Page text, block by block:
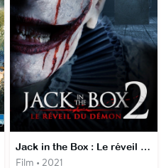
Jack in the Box : Le réveil du démon
Film • 2021